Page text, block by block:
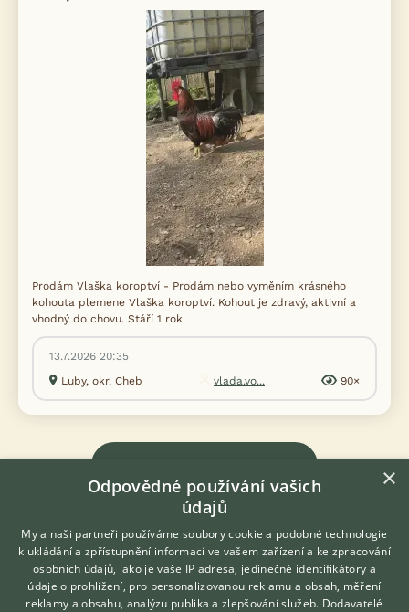
Prodám Vlaška koroptví - Prodám nebo vyměním krásného
kohouta plemene Vlaška koroptví. Kohout je zdravý, aktivní a
vhodný do chovu. Stáří 1 rok.
13.7.2026 20:35
Luby, okr. Cheb
vlada.vo... 90×
DISKUSE O VLAŠKÁCH
Téma
×
Odpovědné používání vašich
údajů
My a naši partneři používáme soubory cookie a podobné technologie
k ukládání a zpřístupnění informací ve vašem zařízení a ke zpracování
osobních údajů, jako je vaše IP adresa, jedinečné identifikátory a
údaje o prohlížení, pro personalizovanou reklamu a obsah, měření
reklamy a obsahu, analýzu publika a zlepšování služeb. Dodavatelé